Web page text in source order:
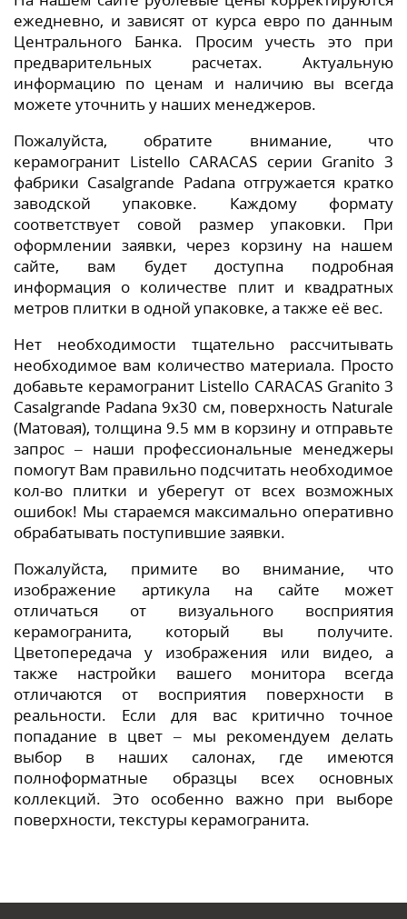
ежедневно, и зависят от курса евро по данным
Центрального Банка. Просим учесть это при
предварительных расчетах. Актуальную
информацию по ценам и наличию вы всегда
можете уточнить у наших менеджеров.
Пожалуйста, обратите внимание, что
керамогранит Listello CARACAS серии Granito 3
фабрики Casalgrande Padana отгружается кратко
заводской упаковке. Каждому формату
соответствует совой размер упаковки. При
оформлении заявки, через корзину на нашем
сайте, вам будет доступна подробная
информация о количестве плит и квадратных
метров плитки в одной упаковке, а также её вес.
Нет необходимости тщательно рассчитывать
необходимое вам количество материала. Просто
добавьте керамогранит Listello CARACAS Granito 3
Casalgrande Padana 9x30 см, поверхность Naturale
(Матовая), толщина 9.5 мм в корзину и отправьте
запрос – наши профессиональные менеджеры
помогут Вам правильно подсчитать необходимое
кол-во плитки и уберегут от всех возможных
ошибок! Мы стараемся максимально оперативно
обрабатывать поступившие заявки.
Пожалуйста, примите во внимание, что
изображение артикула на сайте может
отличаться от визуального восприятия
керамогранита, который вы получите.
Цветопередача у изображения или видео, а
также настройки вашего монитора всегда
отличаются от восприятия поверхности в
реальности. Если для вас критично точное
попадание в цвет – мы рекомендуем делать
выбор в наших салонах, где имеются
полноформатные образцы всех основных
коллекций. Это особенно важно при выборе
поверхности, текстуры керамогранита.